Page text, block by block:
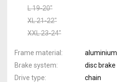
L 19-20"
XL 21-22"
XXL 23-24"
Frame material
aluminium
Brake system
disc brake
Drive type
chain